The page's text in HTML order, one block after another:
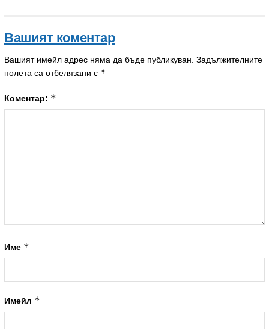
Вашият коментар
Вашият имейл адрес няма да бъде публикуван. Задължителните
полета са отбелязани с *
Коментар: *
Име *
Имейл *